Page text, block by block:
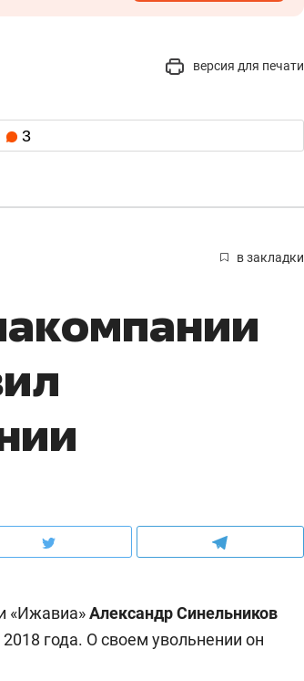
версия для печати
3
в закладки
«Ижавиа»Александр Синельников
года. О своем увольнении он